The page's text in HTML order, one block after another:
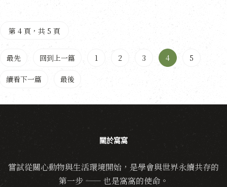
第 4 頁，共 5 頁
最先 回到上一篇 1 2 3 4 5
續看下一篇 最後
關於窩窩
嘗試從關心動物與生活環境開始，是學會與世界永續共存的
第一步 —— 也是窩窩的使命。